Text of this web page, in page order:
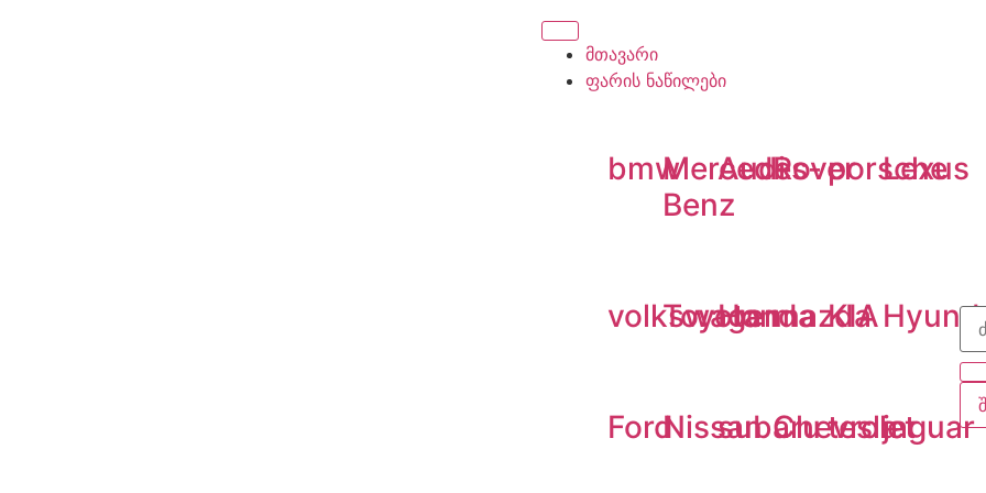
მთავარი
ფარის ნაწილები
bmwMercedes-
Benz
AudiRoverporsche
Lexus
volkswagen
ToyotaHondamazda
KIA
FordNissansubaruChevrolet
teslajaguar